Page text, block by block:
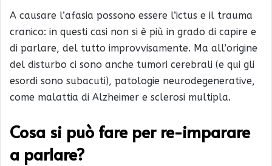
A causare l’afasia possono essere l’ictus e il trauma
cranico: in questi casi non si è più in grado di capire e
di parlare, del tutto improvvisamente. Ma all’origine
del disturbo ci sono anche tumori cerebrali (e qui gli
esordi sono subacuti), patologie neurodegenerative,
come malattia di Alzheimer e sclerosi multipla.
Cosa si può fare per re-imparare
a parlare?